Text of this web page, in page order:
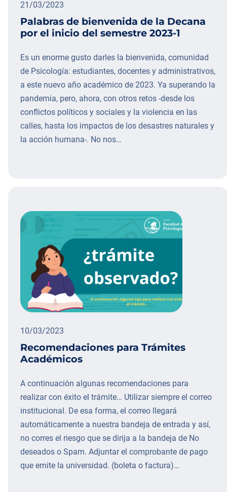
21/03/2023
Palabras de bienvenida de la Decana
por el inicio del semestre 2023-1
Es un enorme gusto darles la bienvenida, comunidad
de Psicología: estudiantes, docentes y administrativos,
a este nuevo año académico de 2023. Ya superando la
pandemia, pero, ahora, con otros retos -desde los
conflictos políticos y sociales y la violencia en las
calles, hasta los impactos de los desastres naturales y
la acción humana-. No nos…
10/03/2023
Recomendaciones para Trámites
Académicos
A continuación algunas recomendaciones para
realizar con éxito el trámite… Utilizar siempre el correo
institucional. De esa forma, el correo llegará
automáticamente a nuestra bandeja de entrada y así,
no corres el riesgo que se dirija a la bandeja de No
deseados o Spam. Adjuntar el comprobante de pago
que emite la universidad. (boleta o factura)…